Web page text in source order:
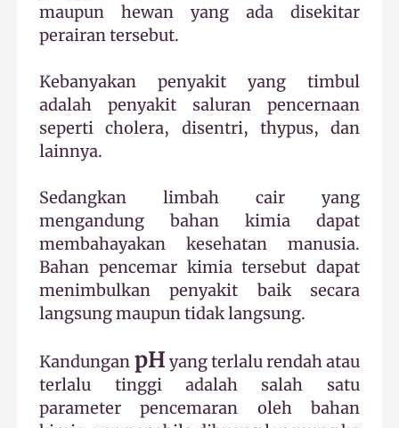
maupun hewan yang ada disekitar
perairan tersebut.
Kebanyakan penyakit yang timbul
adalah penyakit saluran pencernaan
seperti cholera, disentri, thypus, dan
lainnya.
Sedangkan limbah cair yang
mengandung bahan kimia dapat
membahayakan kesehatan manusia.
Bahan pencemar kimia tersebut dapat
menimbulkan penyakit baik secara
langsung maupun tidak langsung.
Kandungan pH yang terlalu rendah atau
terlalu tinggi adalah salah satu
parameter pencemaran oleh bahan